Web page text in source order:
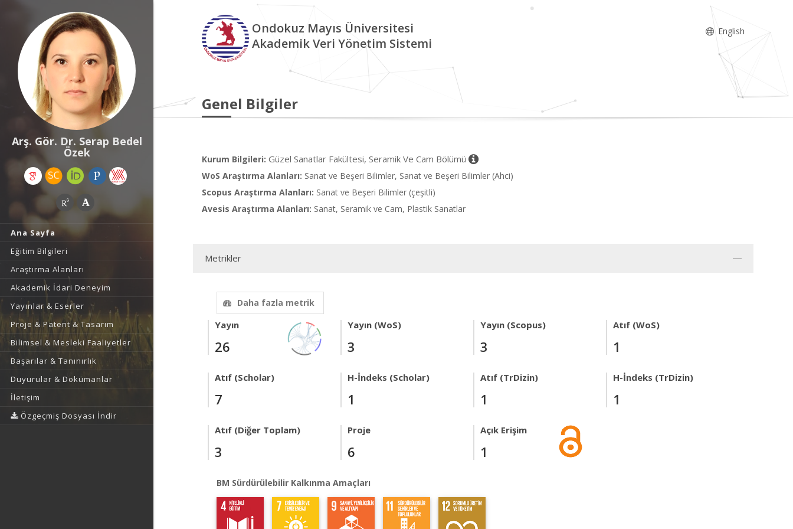
Arş. Gör. Dr. Serap Bedel
Özek
Ana Sayfa
Eğitim Bilgileri
Araştırma Alanları
Akademik İdari Deneyim
Yayınlar & Eserler
Proje & Patent & Tasarım
Bilimsel & Mesleki Faaliyetler
Başarılar & Tanınırlık
Duyurular & Dokümanlar
İletişim
Özgeçmiş Dosyası İndir
Ondokuz Mayıs Üniversitesi
Akademik Veri Yönetim Sistemi
English
Genel Bilgiler
Kurum Bilgileri: Güzel Sanatlar Fakültesi, Seramik Ve Cam Bölümü
WoS Araştırma Alanları: Sanat ve Beşeri Bilimler, Sanat ve Beşeri Bilimler (Ahci)
Scopus Araştırma Alanları: Sanat ve Beşeri Bilimler (çeşitli)
Avesis Araştırma Alanları: Sanat, Seramik ve Cam, Plastik Sanatlar
Metrikler
Daha fazla metrik
Yayın
26
Yayın (WoS)
3
Yayın (Scopus)
3
Atıf (WoS)
1
Atıf (Scholar)
7
H-İndeks (Scholar)
1
Atıf (TrDizin)
1
H-İndeks (TrDizin)
1
Atıf (Diğer Toplam)
3
Proje
6
Açık Erişim
1
BM Sürdürülebilir Kalkınma Amaçları